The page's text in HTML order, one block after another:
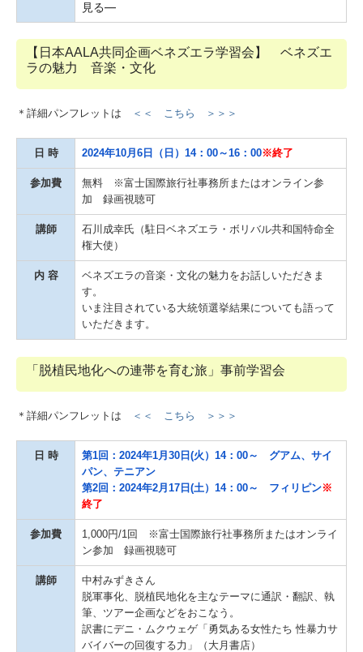
見る―
【日本AALA共同企画ベネズエラ学習会】 ベネズエ
ラの魅力 音楽・文化
＊詳細パンフレットは ＜＜ こちら ＞＞＞
日 時 2024年10月6日（日）14：00～16：00※終了
参加費
無料 ※富士国際旅行社事務所またはオンライン参
加 録画視聴可
講師
石川成幸氏（駐日ベネズエラ・ボリバル共和国特命全
権大使）
内 容
ベネズエラの音楽・文化の魅力をお話しいただきま
す。
いま注目されている大統領選挙結果についても語って
いただきます。
「脱植民地化への連帯を育む旅」事前学習会
＊詳細パンフレットは ＜＜ こちら ＞＞＞
日 時
第1回：2024年1月30日(火）14：00～ グアム、サイ
パン、テニアン
第2回：2024年2月17日(土）14：00～ フィリピン※
終了
参加費
1,000円/1回 ※富士国際旅行社事務所またはオンライ
ン参加 録画視聴可
講師
中村みずきさん
脱軍事化、脱植民地化を主なテーマに通訳・翻訳、執
筆、ツアー企画などをおこなう。
訳書にデニ・ムクウェゲ「勇気ある女性たち 性暴力サ
バイバーの回復する力」（大月書店）